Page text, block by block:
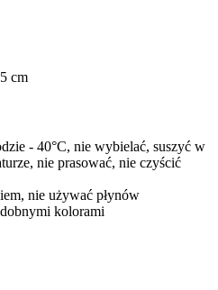
cm
- 40°C, nie wybielać, suszyć w
nie prasować, nie czyścić
nie używać płynów
kolorami